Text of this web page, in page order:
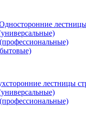
лестницы